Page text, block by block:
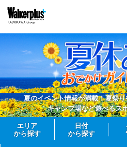
夏のイベント情報が満載！夏祭
キャンプ場など遊べるス
エリア
から探す
日付
から探す